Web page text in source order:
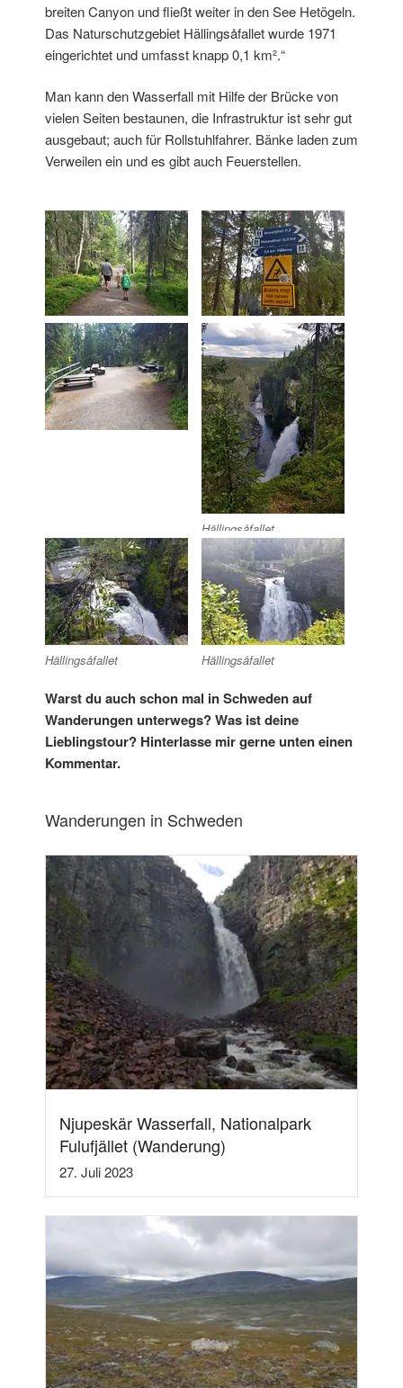
breiten Canyon und fließt weiter in den See Hetögeln.
Das Naturschutzgebiet Hällingsåfallet wurde 1971
eingerichtet und umfasst knapp 0,1 km².“
Man kann den Wasserfall mit Hilfe der Brücke von
vielen Seiten bestaunen, die Infrastruktur ist sehr gut
ausgebaut; auch für Rollstuhlfahrer. Bänke laden zum
Verweilen ein und es gibt auch Feuerstellen.
Hällingsåfallet
Hällingsåfallet Hällingsåfallet
Warst du auch schon mal in Schweden auf
Wanderungen unterwegs? Was ist deine
Lieblingstour? Hinterlasse mir gerne unten einen
Kommentar.
Wanderungen in Schweden
Njupeskär Wasserfall, Nationalpark
Fulufjället (Wanderung)
27. Juli 2023